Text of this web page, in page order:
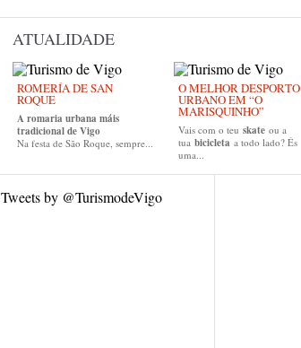
ATUALIDADE
ROMERÍA DE SAN
ROQUE
A romaria urbana máis
tradicional de Vigo
Na festa de São Roque, sempre...
O MELHOR DESPORTO
URBANO EM “O
MARISQUINHO”
Vais com o teu skate ou a
tua bicicleta a todo lado? És
uma...
Tweets by @TurismodeVigo